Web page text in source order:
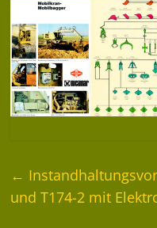
←
und T174-2 mit